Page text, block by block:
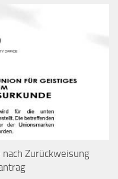
Zurückweisung